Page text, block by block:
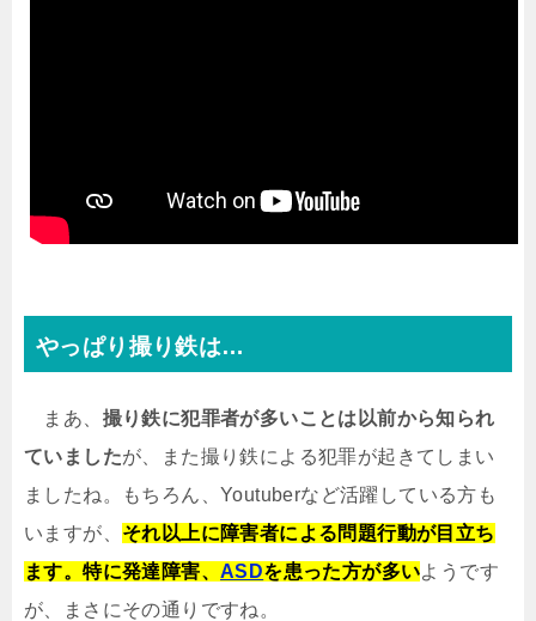
やっぱり撮り鉄は…
まあ、 撮り鉄に犯罪者が多いことは以前から知られ
ていましたが、また撮り鉄による犯罪が起きてしまい
ましたね。もちろん、Youtuberなど活躍している方も
いますが、 それ以上に障害者による問題行動が目立ち
ます。特に発達障害、 ASDを患った方が多いようです
が、まさにその通りですね。